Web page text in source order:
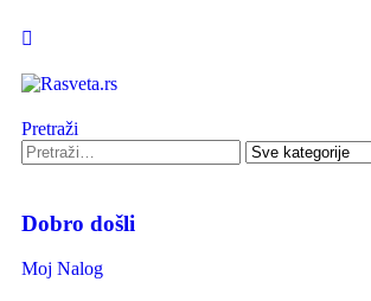
Pretraži
Dobro došli
Moj Nalog